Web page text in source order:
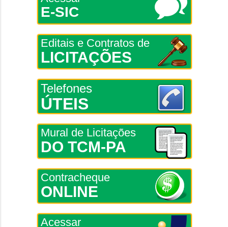
E-SIC
Editais e Contratos de
LICITAÇÕES
Telefones
ÚTEIS
Mural de Licitações
DO TCM-PA
Contracheque
ONLINE
Acessar